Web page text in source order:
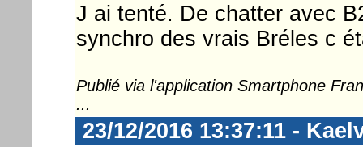
J ai tenté. De chatter avec
synchro des vrais Bréles c
Publié via l'application Smartphone
...
23/12/2016 13:37:11 -